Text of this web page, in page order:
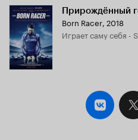
Прирождённый
Born Racer, 2018
играет саму себя